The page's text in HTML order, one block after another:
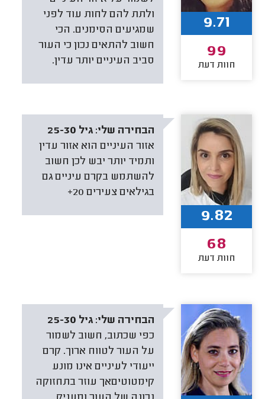
ולתת להם לחות עוד לפני
שמגיעים הסימנים. הכי
חשוב להתאים נכון כי העור
סביב העיניים יותר עדין.
9.71
99
חוות דעת
הבחירה שלי: גיל 25-30
אזור העיניים הוא אזור עדין
ותמיד יותר יבש לכן חשוב
להשתמש בקרם עיניים גם
בגילאים צעירים 20+
9.82
68
חוות דעת
הבחירה שלי: גיל 25-30
כפי שכתוב, חשוב לשמור
על העור לטווח ארוך. קרם
ייעודי לעיניים אינו מונע
קימטוטיםאך עוזר בתחזוקה